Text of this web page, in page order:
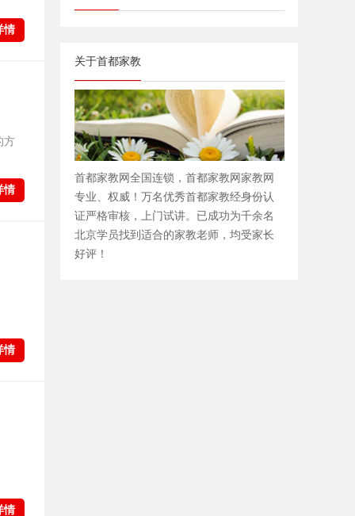
情
方
情
情
情
关于首都家教
首都家教网全国连锁，首都家教网家教网
专业、权威！万名优秀首都家教经身份认
证严格审核，上门试讲。已成功为千余名
北京学员找到适合的家教老师，均受家长
好评！